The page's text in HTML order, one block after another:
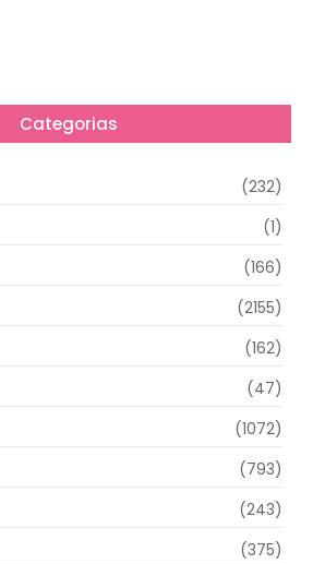
Categorias
(232)
(1)
(166)
(2155)
(162)
(47)
(1072)
(793)
(243)
(375)